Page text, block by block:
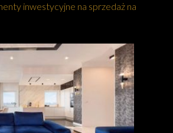
inwestycyjne na sprzedaż na